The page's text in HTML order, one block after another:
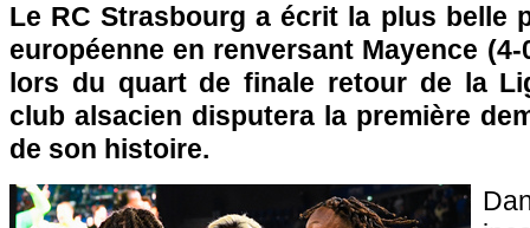
Le RC Strasbourg a écrit la plus belle
européenne en renversant Mayence
lors du quart de finale retour de la
club alsacien disputera la première
de son histoire.